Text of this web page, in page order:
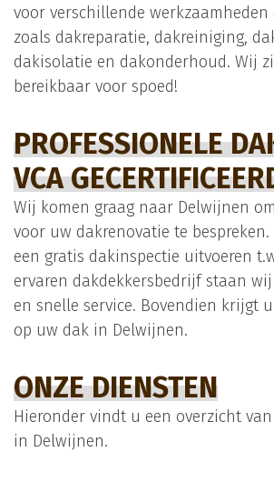
voor verschillende
zoals dakreparatie, dakreiniging,
dakisolatie en dakonderhoud. Wij
bereikbaar voor spoed!
PROFESSIONELE
VCA
Wij komen graag naar Delwijnen
voor uw dakrenovatie te
een gratis dakinspectie uitvoeren
ervaren dakdekkersbedrijf staan
en snelle service. Bovendien krijgt
op uw dak in Delwijnen.
ONZE DIENSTEN
Hieronder vindt u een overzicht
in Delwijnen.